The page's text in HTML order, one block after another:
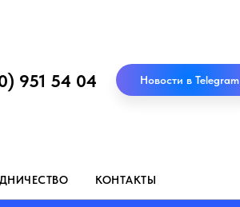
951 54 04 Новости в Telegram
КОНТАКТЫ